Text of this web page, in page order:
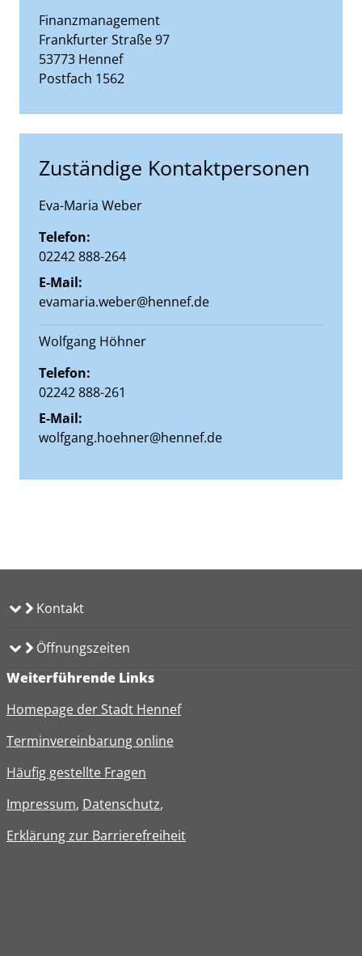
Finanzmanagement
Straße:
Frankfurter StraßeHausnummer:
97
PLZ:
53773 Ort:
Hennef
Postfach 1562
Zuständige Kontaktpersonen
Eva-Maria Weber
Telefon:
02242 888-264
E-Mail:
evamaria.weber@hennef.de
Wolfgang Höhner
Telefon:
02242 888-261
E-Mail:
wolfgang.hoehner@hennef.de
Kontakt
Öffnungszeiten
Weiterführende Links
Homepage der Stadt Hennef
Terminvereinbarung online
Häufig gestellte Fragen
Impressum, Datenschutz,
Erklärung zur Barrierefreiheit